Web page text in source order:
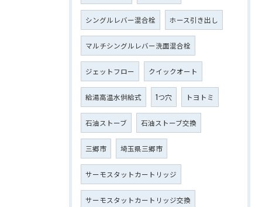
シングルレバー混合栓 ホース引き出し
マルチシングルレバー洗面混合栓
ジェットフロー クイックオート
給湯高温水供給式 1つ穴 トヨトミ
石油ストーブ 石油ストーブ交換
三郷市 埼玉県三郷市
サーモスタットカートリッジ
サーモスタットカートリッジ交換